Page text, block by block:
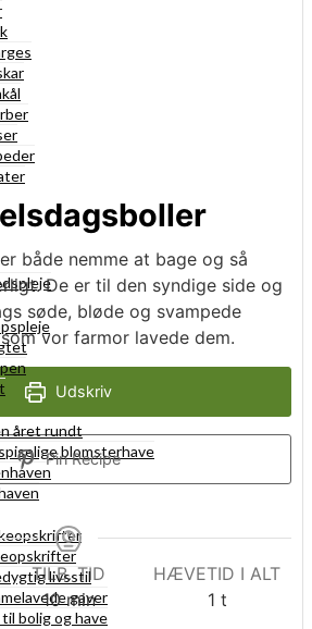
året rundt
blomsterhave
livsstil
gaver
bolig og have
både nemme at bage og så
De er til den syndige side og
søde, bløde og svampede
vor farmor lavede dem.
Udskriv
Pin Recipe
TILB. TID
10minutter
min
HÆVETID I ALT
1time
t